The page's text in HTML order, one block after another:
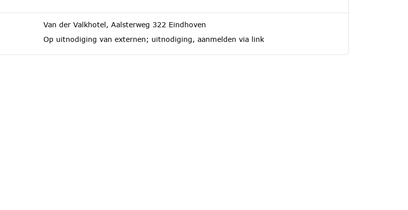
Van der Valkhotel, Aalsterweg 322 Eindhoven
Op uitnodiging van externen; uitnodiging, aanmelden via link